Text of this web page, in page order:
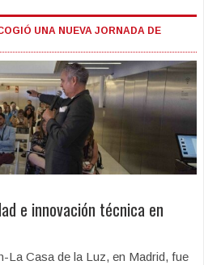
UNA NUEVA JORNADA DE
e innovación técnica en
La Casa de la Luz, en Madrid, fue